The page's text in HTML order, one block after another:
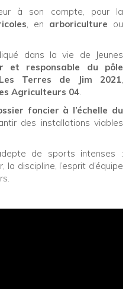
à son compte, pour la
, en arboriculture ou
dans la vie de Jeunes
et responsable du pôle
Les Terres de Jim 2021,
Agriculteurs 04.
foncier à l’échelle du
des installations viables
de sports intenses :
la discipline, l’esprit d’équipe